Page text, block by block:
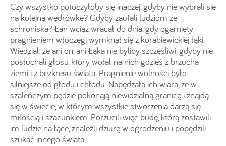
Czy wszystko potoczyłoby się inaczej, gdyby nie wybrali się
na kolejną wędrówkę? Gdyby zaufali ludziom ze
schroniska? Łan wciąż wracał do dnia, gdy ogarnięty
pragnieniem włóczęgi wymknął się z korabiewickiej łąki.
Wiedział, że ani on, ani Łąka nie byliby szczęśliwi, gdyby nie
posłuchali głosu, który wołał na nich gdzieś z brzucha
ziemi i z bezkresu świata. Pragnienie wolności było
silniejsze od głodu i chłodu. Napędzała ich wiara, że w
szaleńczym pędzie pokonają niewidzialną granicę i znajdą
się w świecie, w którym wszystkie stworzenia darzą się
miłością i szacunkiem. Porzucili więc budę, którą zostawili
im ludzie na łące, znaleźli dziurę w ogrodzeniu i popędzili
szukać innego świata.